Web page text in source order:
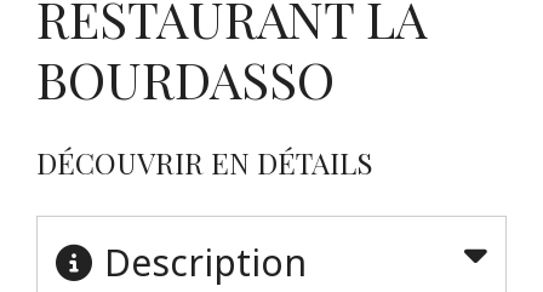
RESTAURANT LA
BOURDASSO
DÉCOUVRIR EN DÉTAILS
Description